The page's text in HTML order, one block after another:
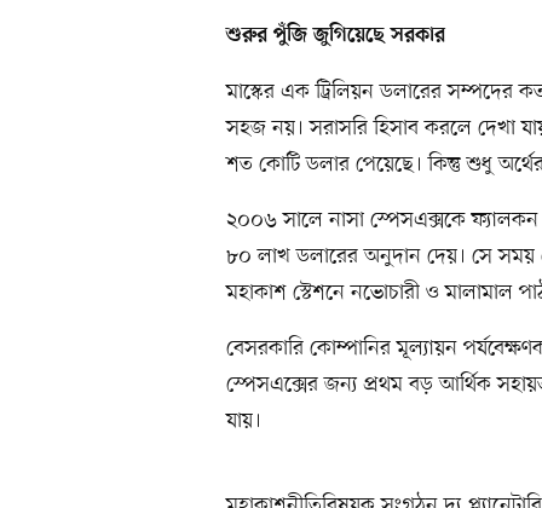
শুরুর পুঁজি জুগিয়েছে সরকার
মাস্কের এক ট্রিলিয়ন ডলারের সম্পদের
সহজ নয়। সরাসরি হিসাব করলে দেখা
শত কোটি ডলার পেয়েছে। কিন্তু শুধু
২০০৬ সালে নাসা স্পেসএক্সকে ফ্যালকন
৮০ লাখ ডলারের অনুদান দেয়। সে সময়
মহাকাশ স্টেশনে নভোচারী ও মালামাল
বেসরকারি কোম্পানির মূল্যায়ন
স্পেসএক্সের জন্য প্রথম বড় আর্থিক
যায়।